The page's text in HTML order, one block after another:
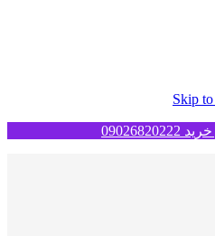
Skip